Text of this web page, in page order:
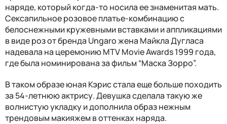
наряде, который когда-то носила ее знаменитая мать.
Сексапильное розовое платье-комбинацию с
белоснежными кружевными вставками и аппликациями
в виде роз от бренда Ungaro жена Майкла Дугласа
надевала на церемонию MTV Movie Awards 1999 года,
где была номинирована за фильм “Маска Зорро”.
В таком образе юная Кэрис стала еще больше походить
за 54-летнюю актрису. Девушка сделала такую же
волнистую укладку и дополнила образ нежным
трендовым макияжем в оттенках наряда.